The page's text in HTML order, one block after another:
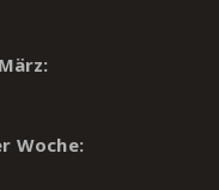
Woche: